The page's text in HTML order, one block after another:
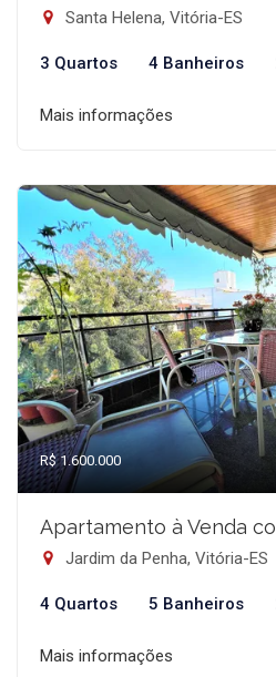
Santa Helena, Vitória-ES
3 Quartos 4 Banheiros
Mais informações
R$ 1.600.000
Apartamento à Venda
Jardim da Penha, Vitória-ES
4 Quartos 5 Banheiros
Mais informações